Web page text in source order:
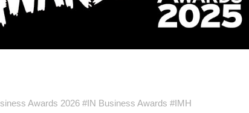
Awards 2026 #IN Business Awards #IMH